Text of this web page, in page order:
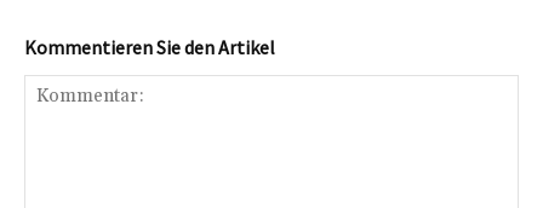
Kommentieren Sie den Artikel